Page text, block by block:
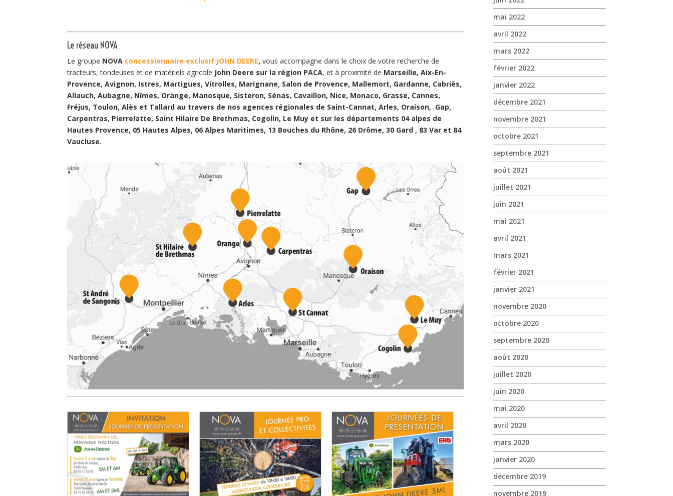
Le réseau NOVA
Le groupe NOVA concessionnaire exclusif JOHN DEERE,vous accompagne dans le choix de votre recherche de
tracteurs, tondeuses et de matériels agricole John Deere sur la région PACA, et à proximité de Marseille, Aix-En-
Provence, Avignon, Istres, Martigues, Vitrolles, Marignane, Salon de Provence, Mallemort, Gardanne, Cabriès,
Allauch, Aubagne, Nîmes, Orange, Manosque, Sisteron, Sénas, Cavaillon, Nice, Monaco, Grasse, Cannes,
Fréjus, Toulon, Alès et Tallard au travers de nos agences régionales de Saint-Cannat, Arles, Oraison, Gap,
Carpentras, Pierrelatte, Saint Hilaire De Brethmas, Cogolin, Le Muy et sur les départements 04 alpes de
Hautes Provence, 05 Hautes Alpes, 06 Alpes Maritimes, 13 Bouches du Rhône, 26 Drôme, 30 Gard , 83 Var et 84
Vaucluse.
mai 2022
avril 2022
mars 2022
février 2022
janvier 2022
décembre 2021
novembre 2021
octobre 2021
septembre 2021
août 2021
juillet 2021
juin 2021
mai 2021
avril 2021
mars 2021
février 2021
janvier 2021
novembre 2020
octobre 2020
septembre 2020
août 2020
juillet 2020
juin 2020
mai 2020
avril 2020
mars 2020
janvier 2020
décembre 2019
novembre 2019